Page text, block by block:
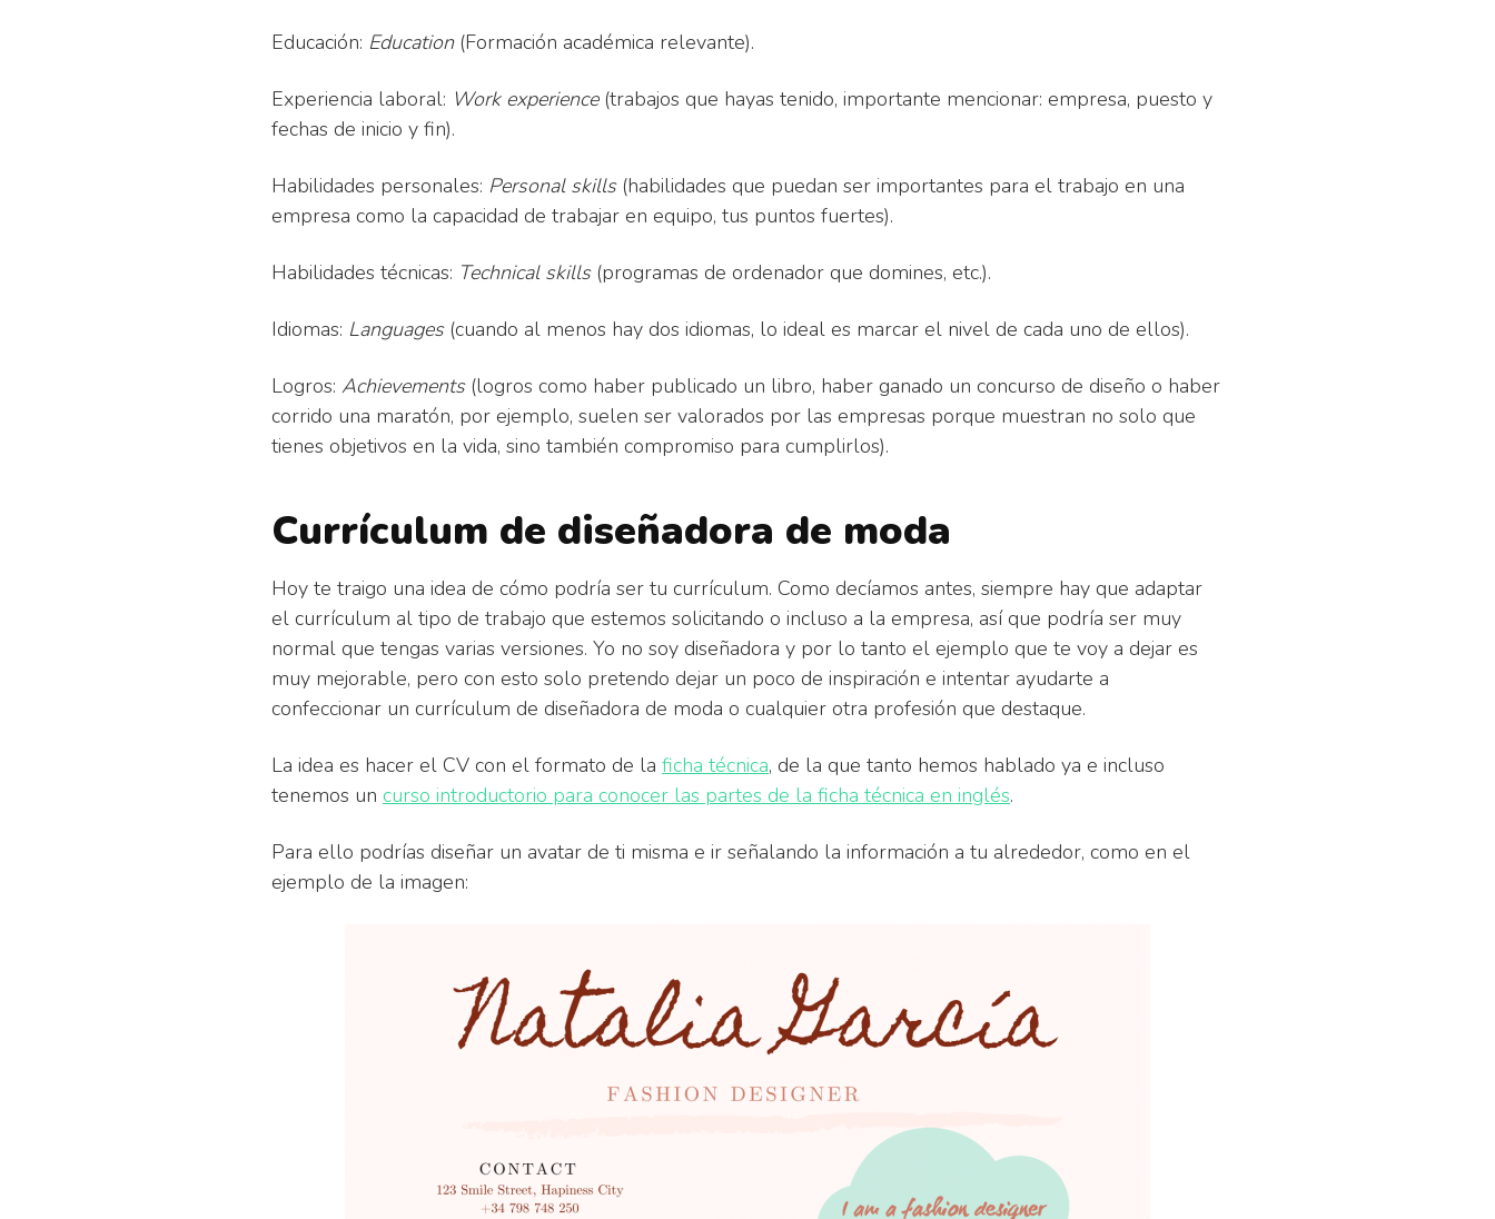
Educación: Education(Formación académica relevante).
Experiencia laboral: Work experience(trabajos que hayas tenido, importante mencionar: empresa, puesto y
fechas de inicio y fin).
Habilidades personales: Personal skills(habilidades que puedan ser importantes para el trabajo en una
empresa como la capacidad de trabajar en equipo, tus puntos fuertes).
Habilidades técnicas: Technical skills(programas de ordenador que domines, etc.).
Idiomas: Languages(cuando al menos hay dos idiomas, lo ideal es marcar el nivel de cada uno de ellos).
Logros: Achievements(logros como haber publicado un libro, haber ganado un concurso de diseño o haber
corrido una maratón, por ejemplo, suelen ser valorados por las empresas porque muestran no solo que
tienes objetivos en la vida, sino también compromiso para cumplirlos).
Currículum de diseñadora de moda
Hoy te traigo una idea de cómo podría ser tu currículum. Como decíamos antes, siempre hay que adaptar
el currículum al tipo de trabajo que estemos solicitando o incluso a la empresa, así que podría ser muy
normal que tengas varias versiones. Yo no soy diseñadora y por lo tanto el ejemplo que te voy a dejar es
muy mejorable, pero con esto solo pretendo dejar un poco de inspiración e intentar ayudarte a
confeccionar un currículum de diseñadora de moda o cualquier otra profesión que destaque.
La idea es hacer el CV con el formato de la ficha técnica, de la que tanto hemos hablado ya e incluso
tenemos un curso introductorio para conocer las partes de la ficha técnica en inglés.
Para ello podrías diseñar un avatar de ti misma e ir señalando la información a tu alrededor, como en el
ejemplo de la imagen: